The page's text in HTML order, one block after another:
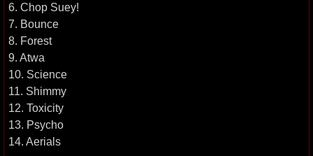
6. Chop Suey!
7. Bounce
8. Forest
9. Atwa
10. Science
11. Shimmy
12. Toxicity
13. Psycho
14. Aerials